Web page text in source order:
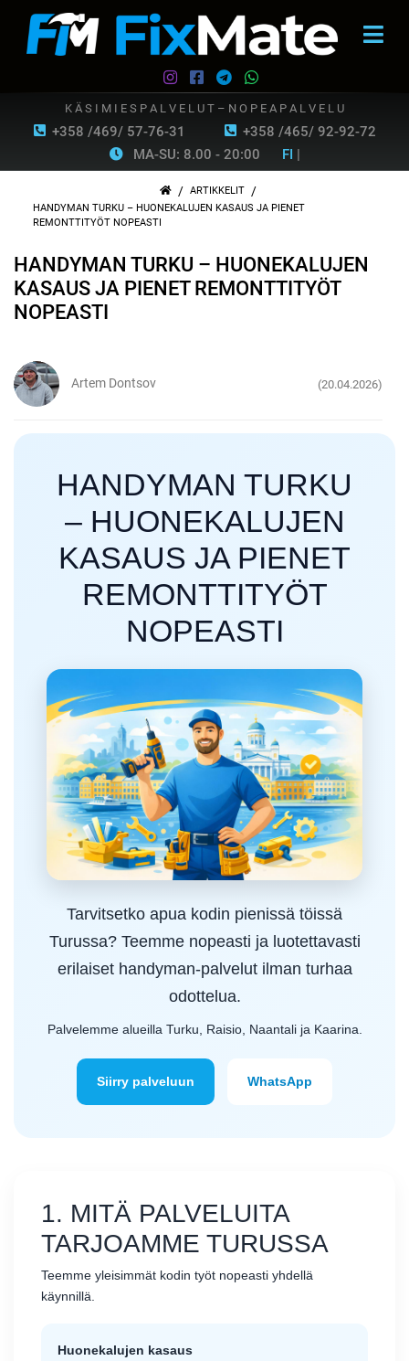
+358 /469/ 57-76-31 +358 /465/ 92-92-72
K Ä S I M I E S P A L V E L U T – N O P E A P A L V E L U
MA-SU: 8.00 - 20:00 FI |
/ ARTIKKELIT /
HANDYMAN TURKU – HUONEKALUJEN KASAUS JA PIENET
REMONTTITYÖT NOPEASTI
HANDYMAN TURKU – HUONEKALUJEN
KASAUS JA PIENET REMONTTITYÖT
NOPEASTI
Artem Dontsov (20.04.2026)
HANDYMAN TURKU
– HUONEKALUJEN
KASAUS JA PIENET
REMONTTITYÖT
NOPEASTI
Tarvitsetko apua kodin pienissä töissä
Turussa? Teemme nopeasti ja luotettavasti
erilaiset handyman-palvelut ilman turhaa
odottelua.
Palvelemme alueilla Turku, Raisio, Naantali ja Kaarina.
Siirry palveluun WhatsApp
1. MITÄ PALVELUITA
TARJOAMME TURUSSA
Teemme yleisimmät kodin työt nopeasti yhdellä
käynnillä.
Huonekalujen kasaus